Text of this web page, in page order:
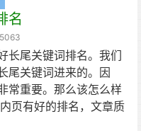
名
5063
长尾关键词排名。我们
尾关键词进来的。因
常重要。那么该怎么样
页有好的排名，文章质